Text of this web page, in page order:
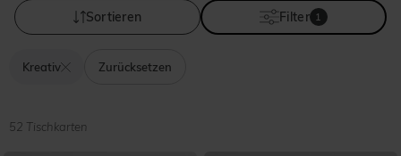
Sortieren Filter 1
Kreativ Zurücksetzen
52 Tischkarten